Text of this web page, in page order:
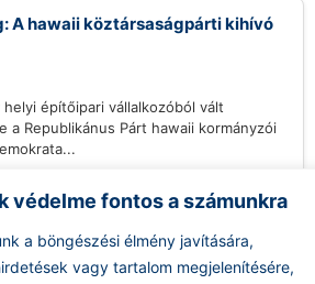
védelme fontos a számunkra
a böngészési élmény javítására,
vagy tartalom megjelenítésére,
A hawaii köztársaságpárti kihívó
építőipari vállalkozóból vált
a Republikánus Párt hawaii kormányzói